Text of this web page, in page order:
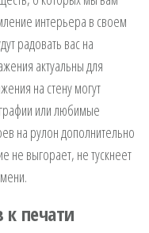
интерьера в своем
радовать вас на
актуальны для
на стену могут
или любимые
на рулон дополнительно
не выгорает, не тускнеет
к печати